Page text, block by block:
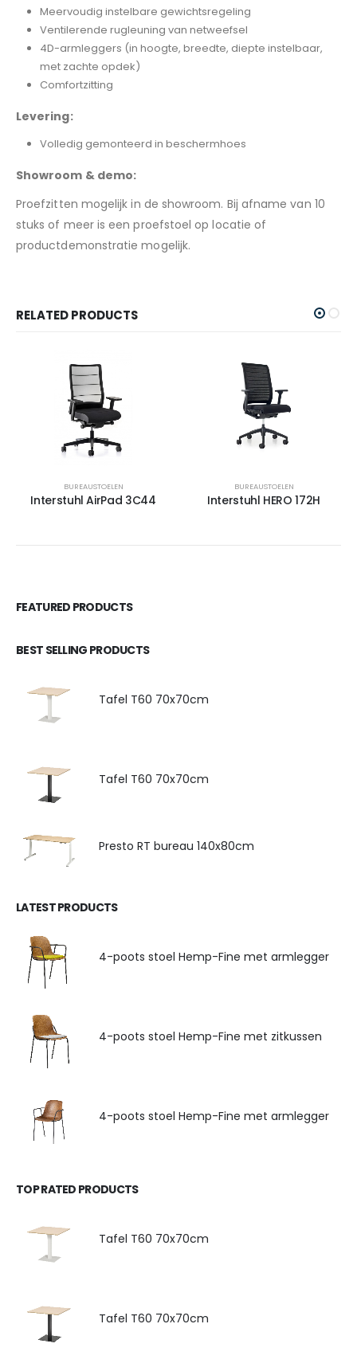
Meervoudig instelbare gewichtsregeling
Ventilerende rugleuning van netweefsel
4D-armleggers (in hoogte, breedte, diepte instelbaar,
met zachte opdek)
Comfortzitting
Levering:
Volledig gemonteerd in beschermhoes
Showroom & demo:
Proefzitten mogelijk in de showroom. Bij afname van 10
stuks of meer is een proefstoel op locatie of
productdemonstratie mogelijk.
RELATED PRODUCTS
BUREAUSTOELEN
Interstuhl AirPad 3C44
BUREAUSTOELEN
Interstuhl HERO 172H
FEATURED PRODUCTS
BEST SELLING PRODUCTS
Tafel T60 70x70cm
Tafel T60 70x70cm
Presto RT bureau 140x80cm
LATEST PRODUCTS
4-poots stoel Hemp-Fine met armlegger
4-poots stoel Hemp-Fine met zitkussen
4-poots stoel Hemp-Fine met armlegger
TOP RATED PRODUCTS
Tafel T60 70x70cm
Tafel T60 70x70cm